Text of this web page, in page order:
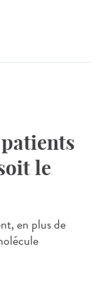
le
en plus de